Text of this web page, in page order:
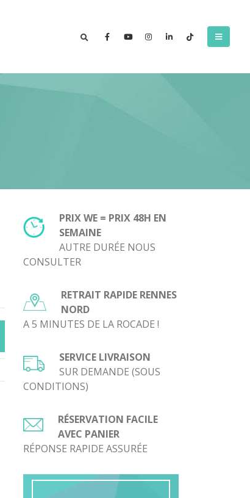
PRIX WE = PRIX 48H EN
SEMAINE
AUTRE DURÉE NOUS
CONSULTER
RETRAIT RAPIDE RENNES
NORD
A 5 MINUTES DE LA ROCADE !
SERVICE LIVRAISON
SUR DEMANDE (SOUS
CONDITIONS)
RÉSERVATION FACILE
AVEC PANIER
RÉPONSE RAPIDE ASSURÉE